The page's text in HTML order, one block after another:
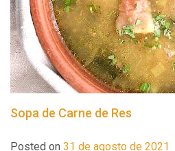
Sopa de Carne de Res
Posted on 31 de agosto de 2021